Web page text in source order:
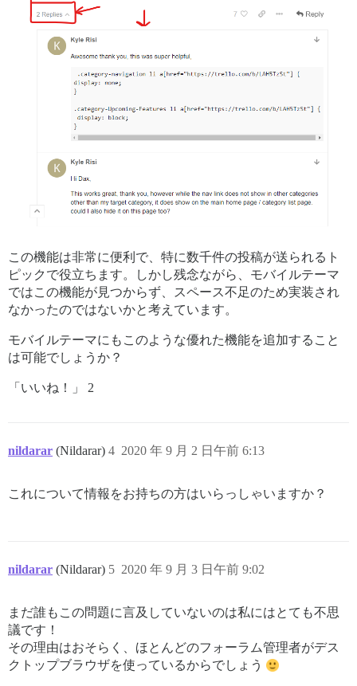
この機能は非常に便利で、特に数千件の投稿が送られるト
ピックで役立ちます。しかし残念ながら、モバイルテーマ
ではこの機能が見つからず、スペース不足のため実装され
なかったのではないかと考えています。
モバイルテーマにもこのような優れた機能を追加すること
は可能でしょうか？
「いいね！」 2
nildarar (Nildarar) 2020 年 9 月 2 日午前 6:13
4
これについて情報をお持ちの方はいらっしゃいますか？
nildarar (Nildarar) 2020 年 9 月 3 日午前 9:02
5
まだ誰もこの問題に言及していないのは私にはとても不思
議です！
その理由はおそらく、ほとんどのフォーラム管理者がデス
クトップブラウザを使っているからでしょう